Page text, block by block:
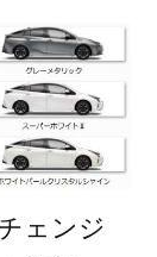
ェンジ